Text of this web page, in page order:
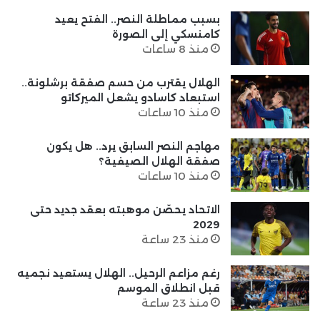
بسبب مماطلة النصر.. الفتح يعيد
كامنسكي إلى الصورة
منذ 8 ساعات
الهلال يقترب من حسم صفقة برشلونة..
استبعاد كاسادو يشعل الميركاتو
منذ 10 ساعات
مهاجم النصر السابق يرد.. هل يكون
صفقة الهلال الصيفية؟
منذ 10 ساعات
الاتحاد يحصّن موهبته بعقد جديد حتى
2029
منذ 23 ساعة
رغم مزاعم الرحيل.. الهلال يستعيد نجميه
قبل انطلاق الموسم
منذ 23 ساعة